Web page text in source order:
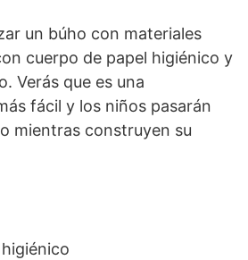
un búho con materiales
cuerpo de papel higiénico y
Verás que es una
fácil y los niños pasarán
mientras construyen su